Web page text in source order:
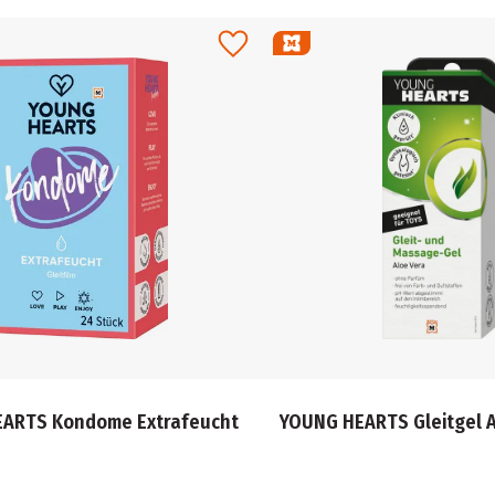
Kondome Extrafeucht YOUNG HEARTS Gleitgel